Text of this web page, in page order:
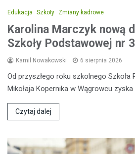
Edukacja Szkoły Zmiany kadrowe
Karolina Marczyk nową
Szkoły Podstawowej nr
Kamil Nowakowski 6 sierpnia 2026
Od przyszłego roku szkolnego Szkoła
Mikołaja Kopernika w Wągrowcu
Czytaj dalej